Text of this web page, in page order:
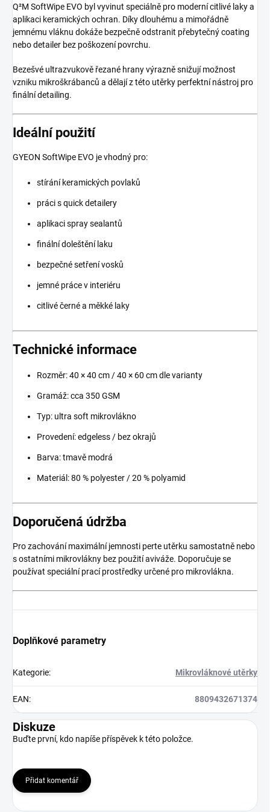
Q²M SoftWipe EVO byl vyvinut speciálně pro moderní citlivé laky a
aplikaci keramických ochran. Díky dlouhému a mimořádně
jemnému vláknu dokáže bezpečně odstranit přebytečný coating
nebo detailer bez poškození povrchu.
Bezešvé ultrazvukově řezané hrany výrazně snižují možnost
vzniku mikroškrábanců a dělají z této utěrky perfektní nástroj pro
finální detailing.
Ideální použití
GYEON SoftWipe EVO je vhodný pro:
stírání keramických povlaků
práci s quick detailery
aplikaci spray sealantů
finální doleštění laku
bezpečné setření vosků
jemné práce v interiéru
citlivé černé a měkké laky
Technické informace
Rozměr: 40 × 40 cm / 40 × 60 cm dle varianty
Gramáž: cca 350 GSM
Typ: ultra soft mikrovlákno
Provedení: edgeless / bez okrajů
Barva: tmavě modrá
Materiál: 80 % polyester / 20 % polyamid
Doporučená údržba
Pro zachování maximální jemnosti perte utěrku samostatně nebo
s ostatními mikrovlákny bez použití aviváže. Doporučuje se
používat speciální prací prostředky určené pro mikrovlákna.
Doplňkové parametry
Kategorie: Mikrovláknové utěrky
EAN: 8809432671374
Diskuze
Buďte první, kdo napíše příspěvek k této položce.
Přidat komentář